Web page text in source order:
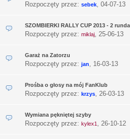
Rozpoczęty przez: sebek, 04-07-13
SZOMBIERKI RALLY CUP 2013 - 2
Rozpoczęty przez: miklaj, 25-06-13
Garaż na Zatorzu
Rozpoczęty przez: jan, 16-03-13
Prośba o głosy na mój FanKlub
Rozpoczęty przez: krzys, 26-03-13
Wymiana pękniętej szyby
Rozpoczęty przez: kylex1 , 26-10-12